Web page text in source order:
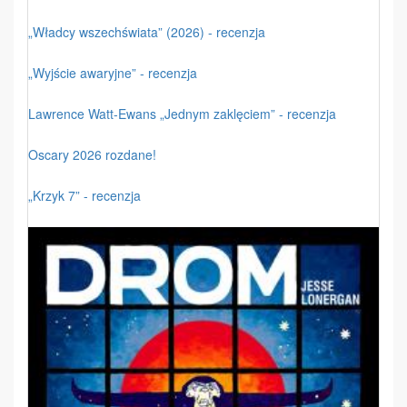
„Władcy wszechświata” (2026) - recenzja
„Wyjście awaryjne” - recenzja
Lawrence Watt-Ewans „Jednym zaklęciem” - recenzja
Oscary 2026 rozdane!
„Krzyk 7” - recenzja